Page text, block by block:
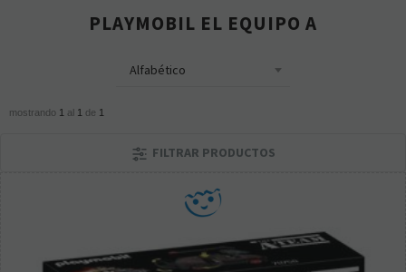
PLAYMOBIL EL EQUIPO A
mostrando 1 al 1 de 1
FILTRAR PRODUCTOS